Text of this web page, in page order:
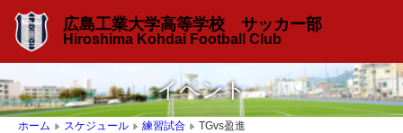
広島工業大学高等学校 サッカー部
Hiroshima Kohdai Football Club
イベント
ホーム ▶ スケジュール ▶ 練習試合 ▶ TGvs盈進